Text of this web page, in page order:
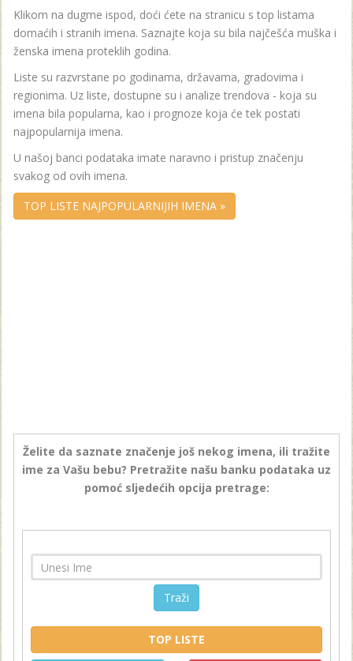
Klikom na dugme ispod, doći ćete na stranicu s top listama
domaćih i stranih imena. Saznajte koja su bila najčešća muška i
ženska imena proteklih godina.
Liste su razvrstane po godinama, državama, gradovima i
regionima. Uz liste, dostupne su i analize trendova - koja su
imena bila popularna, kao i prognoze koja će tek postati
najpopularnija imena.
U našoj banci podataka imate naravno i pristup značenju
svakog od ovih imena.
TOP LISTE NAJPOPULARNIJIH IMENA »
Želite da saznate značenje još nekog imena, ili tražite
ime za Vašu bebu? Pretražite našu banku podataka uz
pomoć sljedećih opcija pretrage:
Traži
TOP LISTE